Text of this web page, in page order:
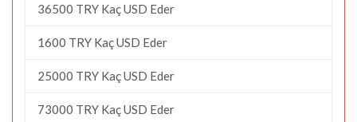
36500 TRY Kaç USD Eder
1600 TRY Kaç USD Eder
25000 TRY Kaç USD Eder
73000 TRY Kaç USD Eder